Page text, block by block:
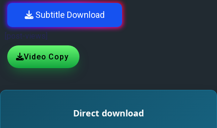
Subtitle Download
[post-views]
Video Copy
Direct download